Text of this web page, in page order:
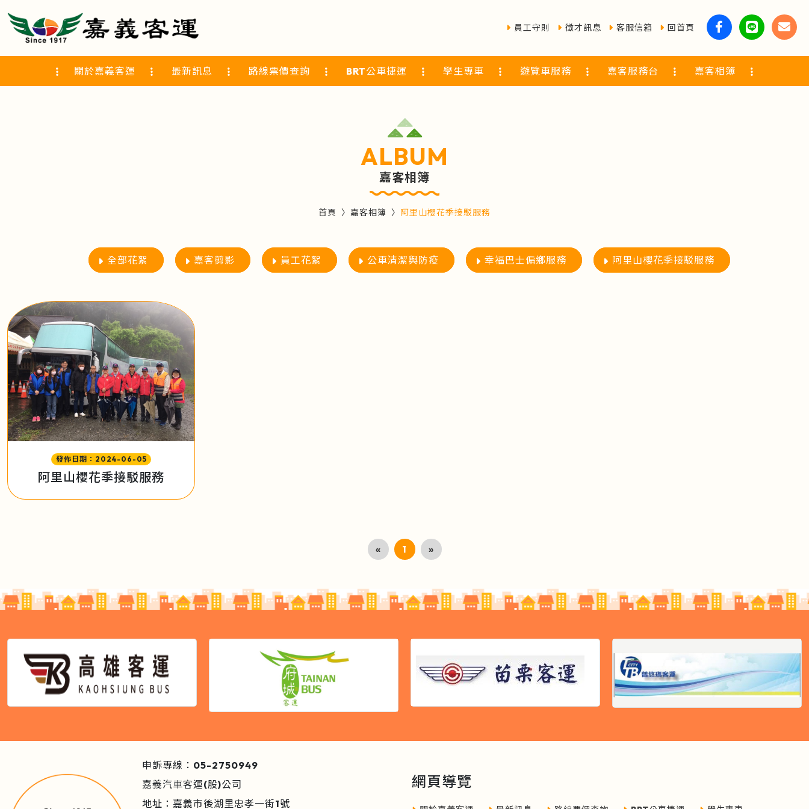
員工守則 徵才訊息 客服信箱 回首頁
關於嘉義客運 最新訊息 路線票價查詢 BRT公車捷運 學生專車 遊覽車服務 嘉客服務台 嘉客相簿
ALBUM
嘉客相簿
首頁 嘉客相簿 阿里山櫻花季接駁服務
全部花絮 嘉客剪影 員工花絮 公車清潔與防疫 幸福巴士偏鄉服務 阿里山櫻花季接駁服務
發佈日期：2024-06-05
阿里山櫻花季接駁服務
« 1 »
申訴專線：05-2750949
嘉義汽車客運(股)公司
地址：嘉義市後湖里忠孝一街1號
網頁導覽